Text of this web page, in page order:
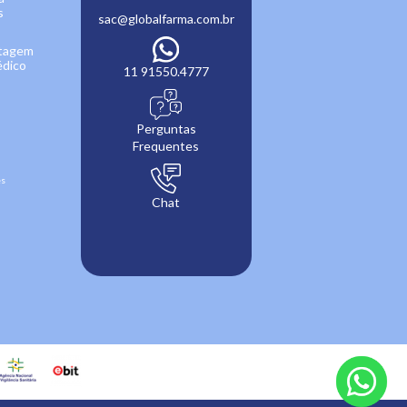
sac@globalfarma.com.br
11 91550.4777
Perguntas
Frequentes
Chat